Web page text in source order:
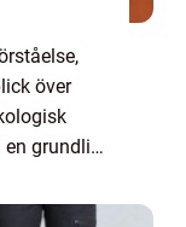
över
grundlig
...